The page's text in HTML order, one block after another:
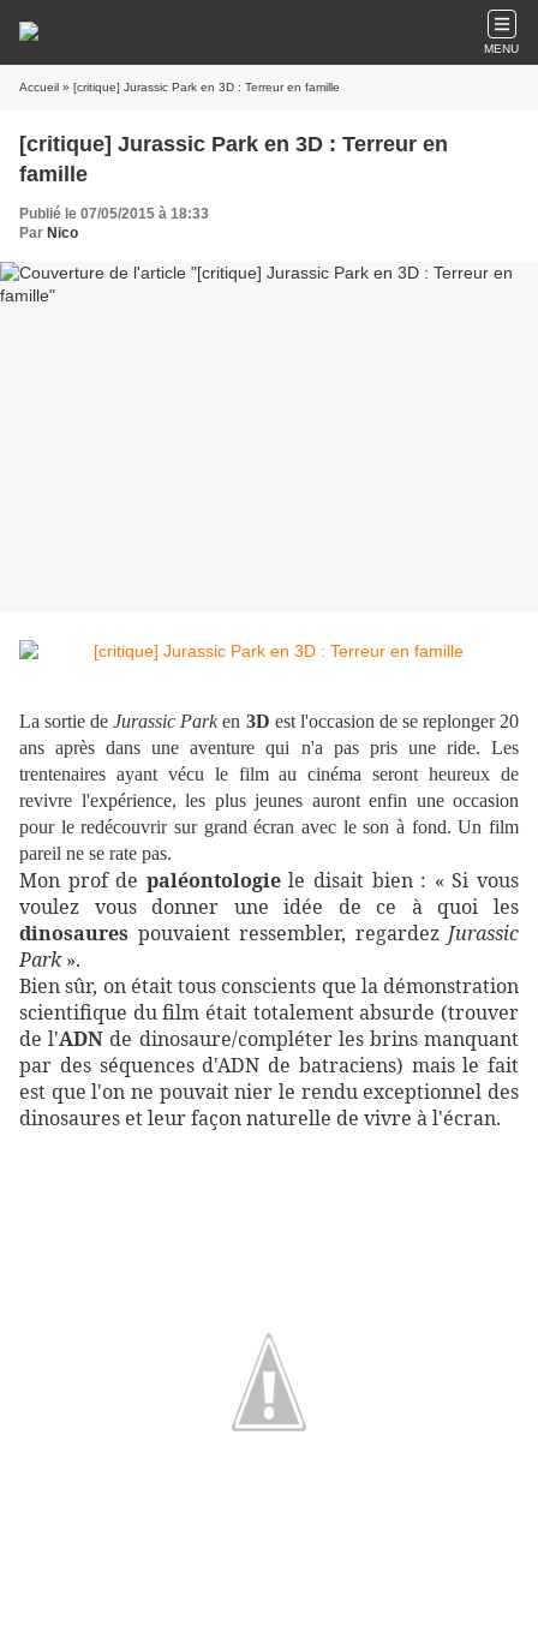
MENU
Accueil » [critique] Jurassic Park en 3D : Terreur en famille
[critique] Jurassic Park en 3D : Terreur en
famille
Publié le 07/05/2015 à 18:33
Par Nico
La sortie deJurassic Parken 3D est l'occasion de se replonger 20
ans après dans une aventure qui n'a pas pris une ride. Les
trentenaires ayant vécu le film au cinéma seront heureux de
revivre l'expérience, les plus jeunes auront enfin une occasion
pour le redécouvrir sur grand écran avec le son à fond. Un film
pareil ne se rate pas.
Mon prof de paléontologiele disait bien : « Si vous
voulez vous donner une idée de ce à quoi les
dinosaures pouvaient ressembler, regardez Jurassic
Park».
Bien sûr, on était tous conscients que la démonstration
scientifique du film était totalement absurde (trouver
de l'ADN de dinosaure/compléter les brins manquant
par des séquences d'ADN de batraciens) mais le fait
est que l'on ne pouvait nier le rendu exceptionnel des
dinosaures et leur façon naturelle de vivre à l'écran.